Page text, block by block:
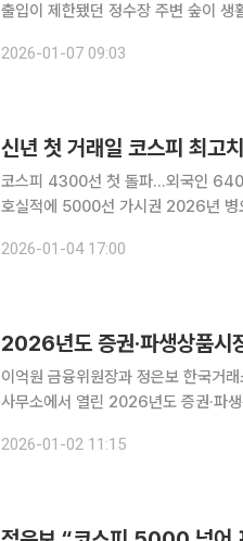
출입이 제한됐던 정수장 주변 숲이 생활권
시설인 범어숲을 이날 우선 개방한다
2026-01-07 09:03
신년 첫 거래일 코스피 최
코스피 4300선 첫 돌파…외국인
호실적에 5000선 가시권 2026년 병오년(丙午年) 새해, 한국 증시가 '만년 저평가'의 굴레를 벗고
AI 반도체의 압도적 실적과 대체거래
2026-01-04 17:00
2026년도 증권·파생상품시
이억원 금융위원장과 정은보 한국거
사무소에서 열린 2026년도 증권·파
위위원장, 정 이사장, 이 위원장,
2026-01-02 11:15